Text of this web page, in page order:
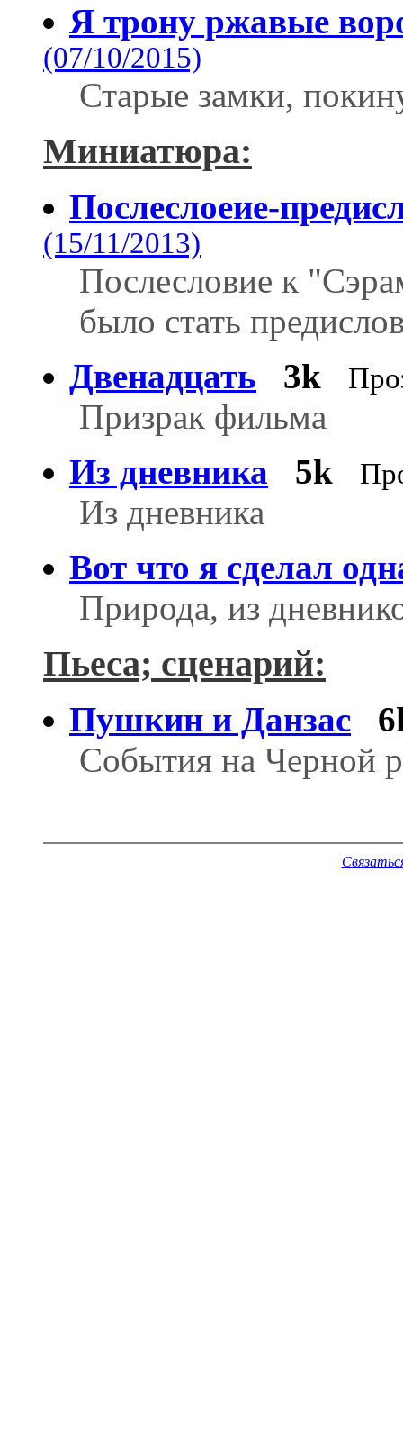
Я трону ржавые
(07/10/2015)
Старые замки,
Миниатюра:
Послеслоеие-
(15/11/2013)
Послесловие к
было стать
Двенадцать
3k
Призрак фильма
Из дневника
5k
Из дневника
Вот что я сделал
Природа, из
Пьеса; сценарий:
Пушкин и Данзас
События на Черной